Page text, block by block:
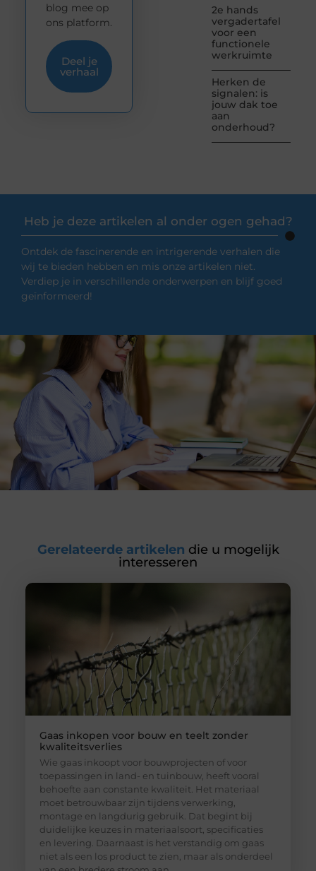
2e hands
vergadertafel
voor een
functionele
werkruimte
Herken de
signalen: is
jouw dak toe
aan
onderhoud?
blog mee op
ons platform.
Deel je
verhaal
Heb je deze artikelen al onder ogen gehad?
Ontdek de fascinerende en intrigerende verhalen die
wij te bieden hebben en mis onze artikelen niet.
Verdiep je in verschillende onderwerpen en blijf goed
geïnformeerd!
Gerelateerde artikelen die u mogelijk
interesseren
Gaas inkopen voor bouw en teelt zonder
kwaliteitsverlies
Wie gaas inkoopt voor bouwprojecten of voor
toepassingen in land- en tuinbouw, heeft vooral
behoefte aan constante kwaliteit. Het materiaal
moet betrouwbaar zijn tijdens verwerking,
montage en langdurig gebruik. Dat begint bij
duidelijke keuzes in materiaalsoort, specificaties
en levering. Daarnaast is het verstandig om gaas
niet als een los product te zien, maar als onderdeel